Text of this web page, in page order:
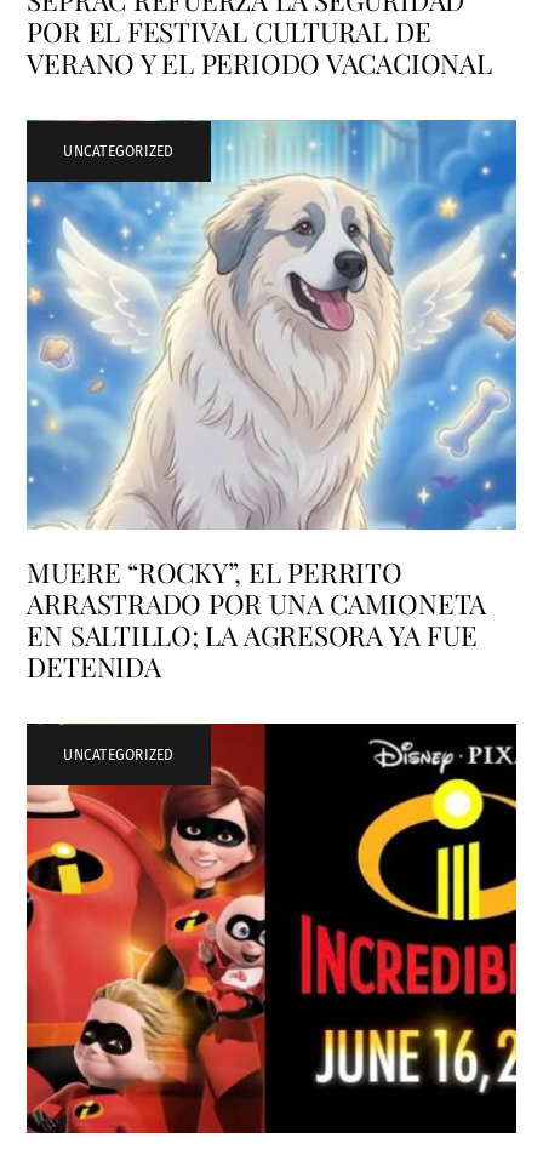
POR EL FESTIVAL CULTURAL DE
VERANO Y EL PERIODO VACACIONAL
UNCATEGORIZED
MUERE “ROCKY”, EL PERRITO
ARRASTRADO POR UNA CAMIONETA
EN SALTILLO; LA AGRESORA YA FUE
DETENIDA
UNCATEGORIZED